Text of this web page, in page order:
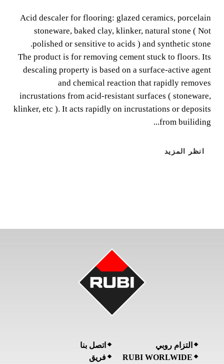
stoneware, baked clay, klinker, natural stone ( Not
polished or sensitive to acids ) and synthetic stone.
Acid descaler for flooring: glazed ceramics, porcelain
stoneware, baked clay, klinker, natural stone ( Not
polished or sensitive to acids ) and synthetic stone.
The product is for removing cement stuck to floors. Its
descaling property is based on a surface-active agent
and chemical reaction that rapidly removes
incrustations from acid-resistant surfaces ( stoneware,
klinker, etc ). It acts rapidly on incrustations or deposits
from builiding...
انظر المزيد
التزام روبي
RUBI WORLWIDE
اتصل بنا
فريق